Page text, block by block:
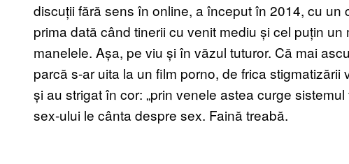
discuții fără sens în online, a început în 2014, cu
prima dată când tinerii cu venit mediu și cel puțin
manelele. Așa, pe viu și în văzul tuturor. Că mai
parcă s-ar uita la un film porno, de frica
și au strigat în cor: „prin venele astea curge
sex-ului le cânta despre sex. Faină treabă.